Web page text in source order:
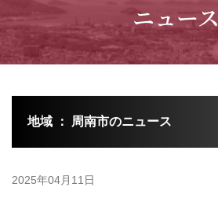
ニュース
地域 ： 周南市のニュース
2025年04月11日